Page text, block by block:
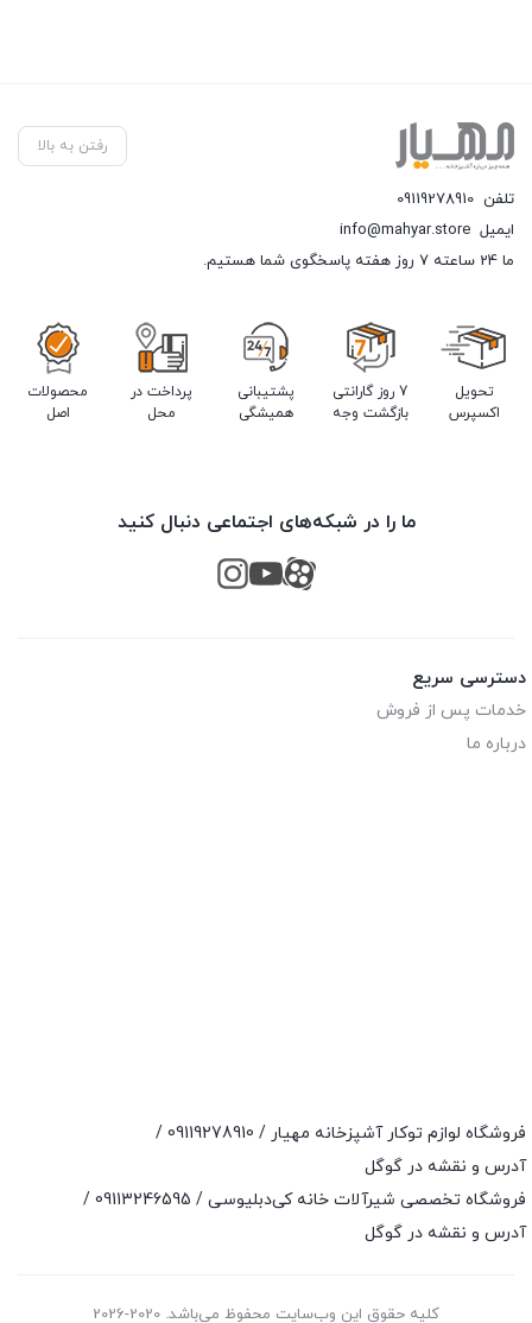
رفتن به بالا
تلفن 09119278910
ایمیل info@mahyar.store
ما 24 ساعته 7 روز هفته پاسخگوی شما هستیم.
تحویل
اکسپرس
7 روز گارانتی
بازگشت وجه
پشتیبانی
همیشگی
پرداخت در
محل
محصولات
اصل
ما را در شبکه‌های اجتماعی دنبال کنید
دسترسی سریع
خدمات پس از فروش
درباره ما
فروشگاه لوازم توکار آشپزخانه مهیار / 09119278910
/
آدرس و نقشه در گوگل
فروشگاه تخصصی شیرآلات خانه کی‌دبلیوسی / 09113246595
/
آدرس و نقشه در گوگل
کلیه حقوق این وب‌سایت محفوظ می‌باشد. 2020-2026